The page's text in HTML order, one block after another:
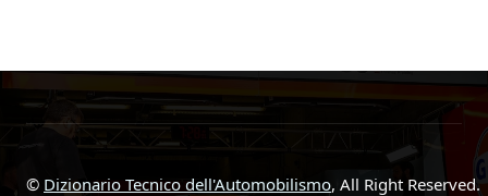
© Dizionario Tecnico dell'Automobilismo, All Right Reserved.